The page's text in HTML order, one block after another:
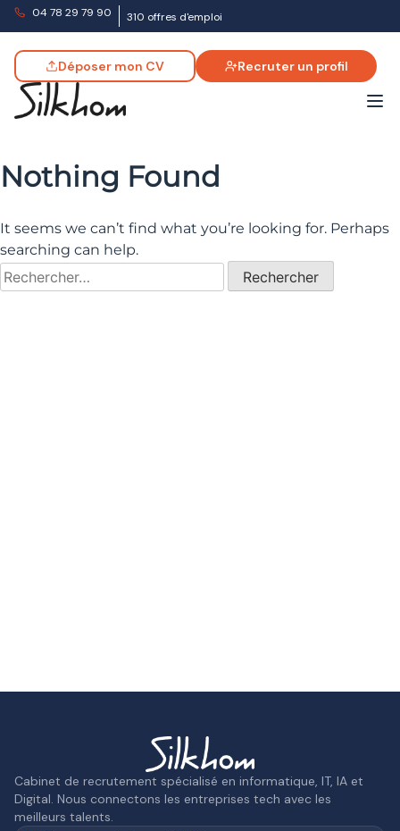
04 78 29 79 90 310 offres d'emploi
Déposer mon CV Recruter un profil
Nothing Found
It seems we can’t find what you’re looking for. Perhaps
searching can help.
Cabinet de recrutement spécialisé en informatique, IT, IA et
Digital. Nous connectons les entreprises tech avec les
meilleurs talents.